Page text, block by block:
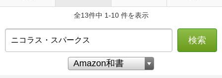
全13件中 1-10 件を表示
検索